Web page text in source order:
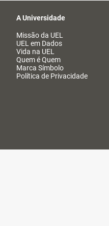
A Universidade
Missão da UEL
UEL em Dados
Vida na UEL
Quem é Quem
Marca Símbolo
Política de Privacidade